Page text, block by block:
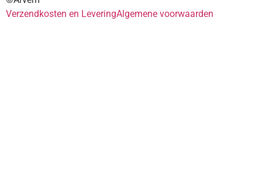
Verzendkosten en LeveringAlgemene voorwaarden